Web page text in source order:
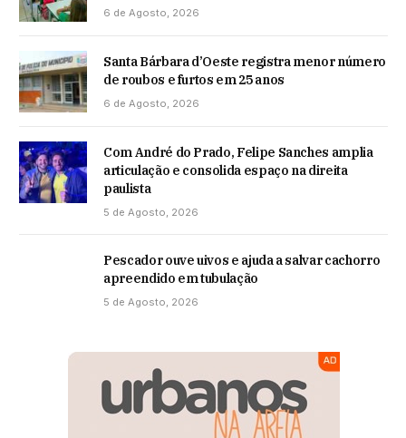
6 de Agosto, 2026
Santa Bárbara d’Oeste registra menor número
de roubos e furtos em 25 anos
6 de Agosto, 2026
Com André do Prado, Felipe Sanches amplia
articulação e consolida espaço na direita
paulista
5 de Agosto, 2026
Pescador ouve uivos e ajuda a salvar cachorro
apreendido em tubulação
5 de Agosto, 2026